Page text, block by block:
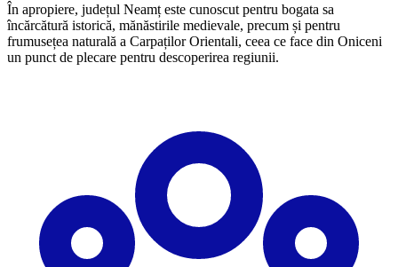
În apropiere, județul Neamț este cunoscut pentru bogata sa
încărcătură istorică, mănăstirile medievale, precum și pentru
frumusețea naturală a Carpaților Orientali, ceea ce face din Oniceni
un punct de plecare pentru descoperirea regiunii.